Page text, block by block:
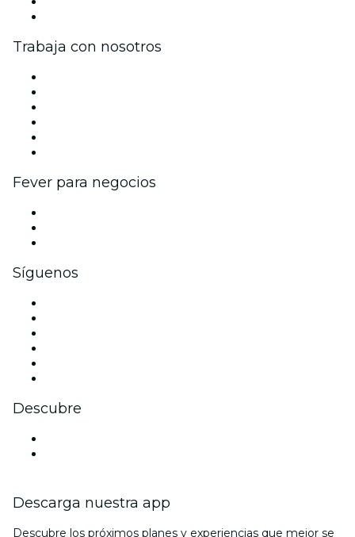
Trabaja con nosotros
Fever para negocios
Síguenos
Descubre
Descarga nuestra app
Descubre los próximos planes y experiencias que mejor se